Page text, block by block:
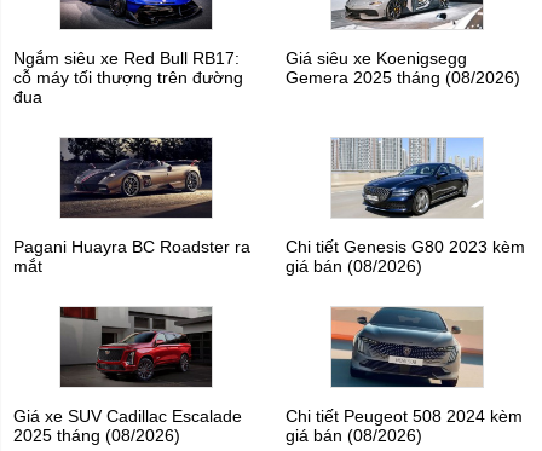
Ngắm siêu xe Red Bull RB17:
cỗ máy tối thượng trên đường
đua
Giá siêu xe Koenigsegg
Gemera 2025 tháng (08/2026)
Pagani Huayra BC Roadster ra
mắt
Chi tiết Genesis G80 2023 kèm
giá bán (08/2026)
Giá xe SUV Cadillac Escalade
2025 tháng (08/2026)
Chi tiết Peugeot 508 2024 kèm
giá bán (08/2026)